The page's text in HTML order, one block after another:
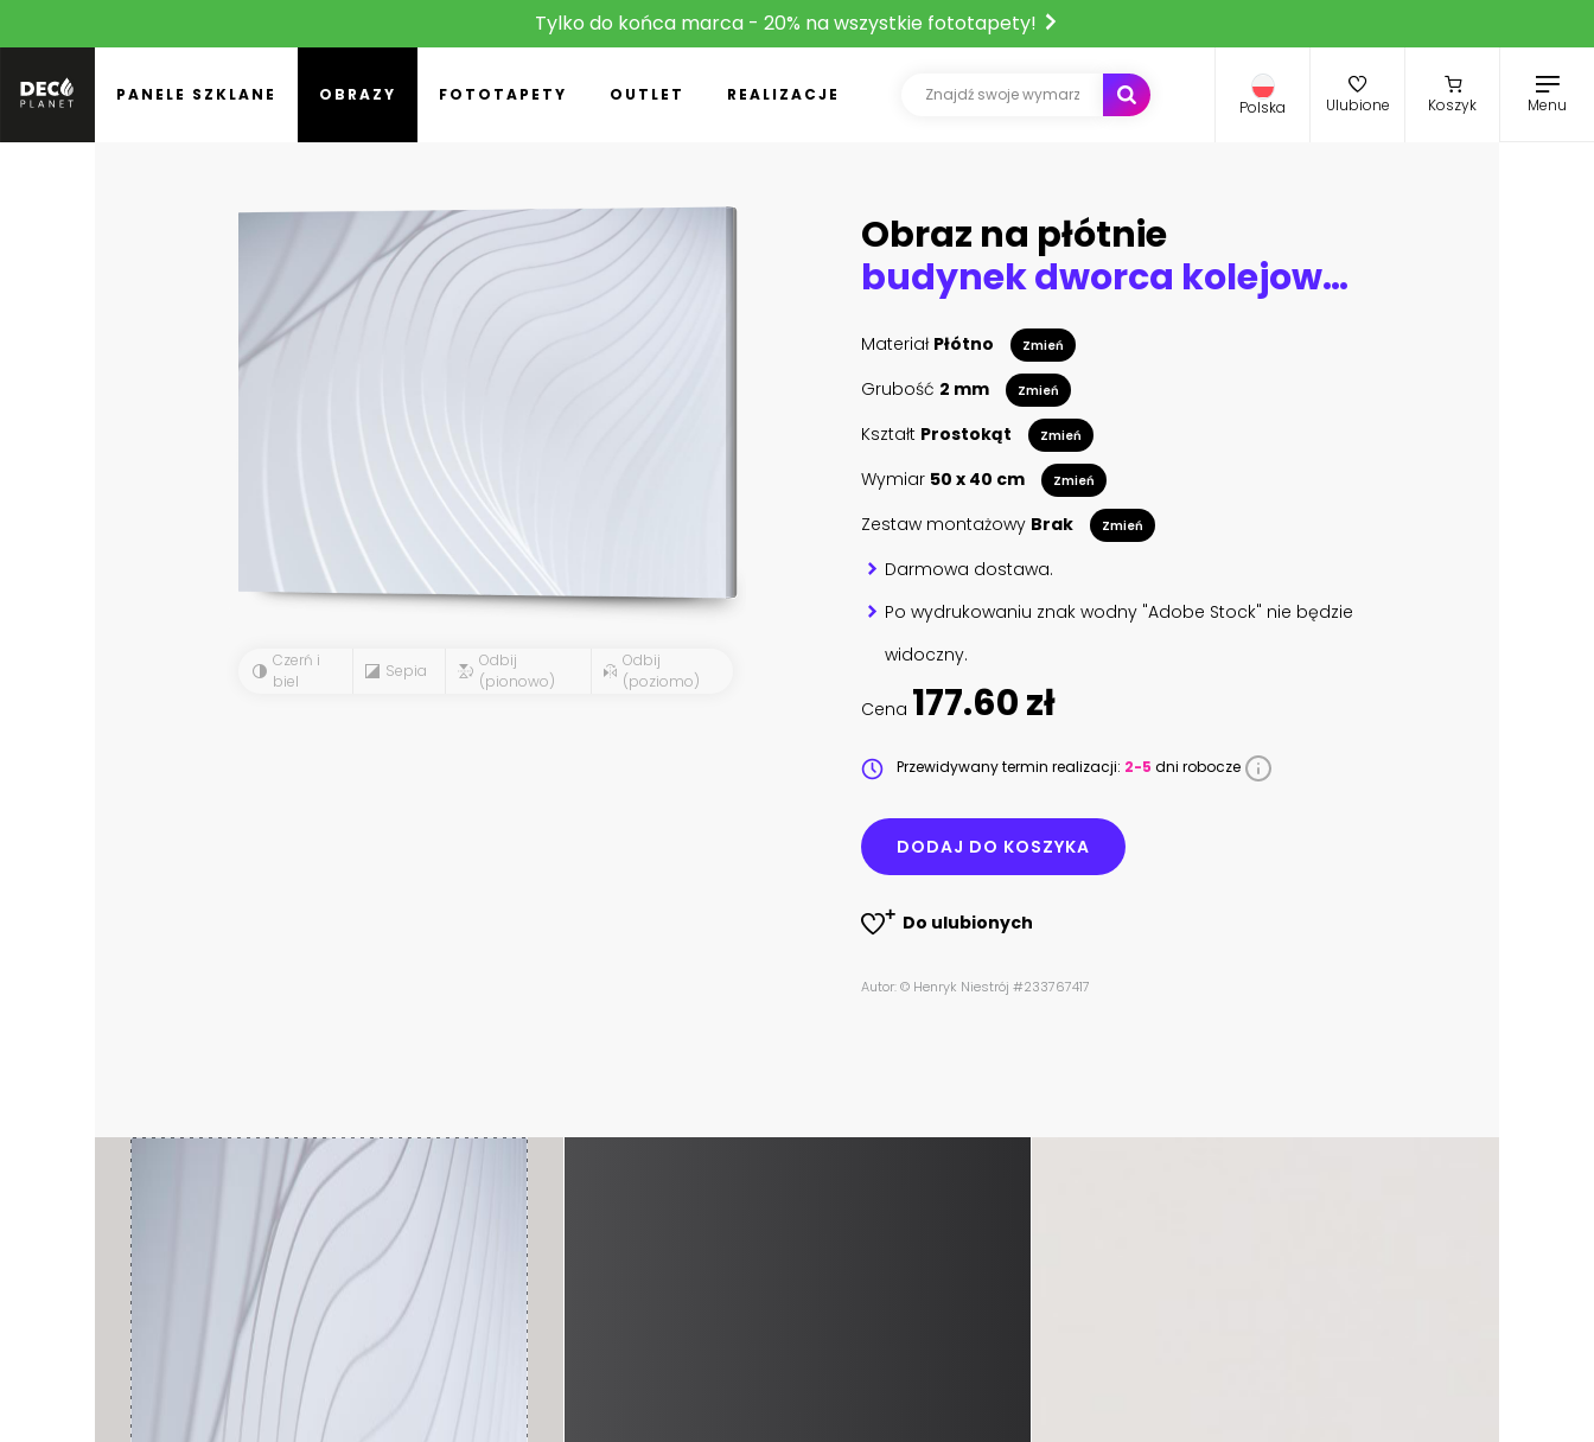
Tylko do końca marca - 20% na wszystkie fototapety!
PANELE SZKLANE OBRAZY FOTOTAPETY OUTLET REALIZACJE
Polska Ulubione Koszyk Menu
Czerń i
biel
Sepia
Odbij
(pionowo)
Odbij
(poziomo)
Obraz na płótnie
budynek dworca kolejowego w Opolu (Polska) nocą
Materiał Płótno Zmień
Grubość 2 mm Zmień
Kształt Prostokąt Zmień
Wymiar 50 x 40 cm Zmień
Zestaw montażowy Brak Zmień
Darmowa dostawa.
Po wydrukowaniu znak wodny "Adobe Stock" nie będzie
widoczny.
Cena 177.60 zł
Przewidywany termin realizacji: 2-5 dni robocze
DODAJ DO KOSZYKA
Do ulubionych
Autor: © Henryk Niestrój #233767417